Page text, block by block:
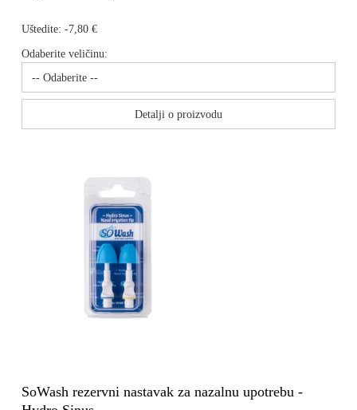
Uštedite: -7,80 €
Odaberite veličinu:
Detalji o proizvodu
SoWash rezervni nastavak za nazalnu upotrebu -